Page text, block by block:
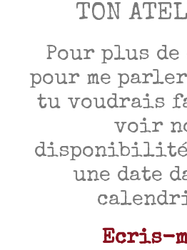
TON
Pour plus
pour me parler
tu voudrais
voir
une date
Ecris-